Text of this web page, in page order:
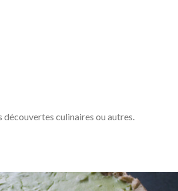
culinaires ou autres.